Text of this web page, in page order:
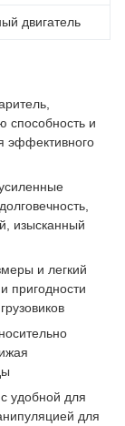
двигатель
и
эффективного
изысканный
и легкий
пригодности
удобной для
для